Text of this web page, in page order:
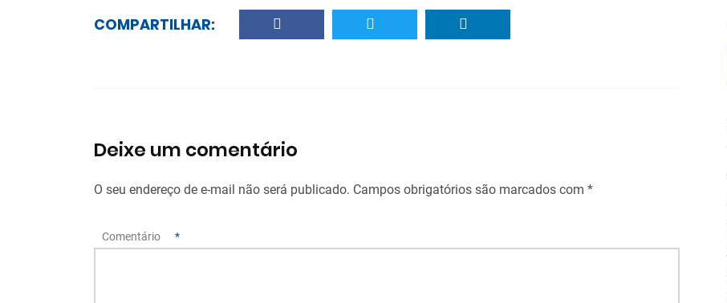
COMPARTILHAR:
Deixe um comentário
O seu endereço de e-mail não será publicado. Campos obrigatórios são marcados com *
Comentário *